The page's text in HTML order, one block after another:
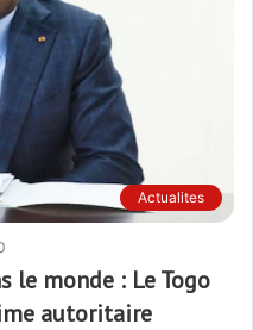
Actualites
le monde : Le Togo
autoritaire